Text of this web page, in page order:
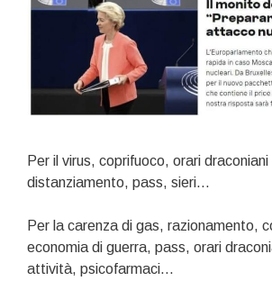
Per il virus, coprifuoco, orari
distanziamento, pass, sieri…
Per la carenza di gas, razionamento,
economia di guerra, pass, orari
attività, psicofarmaci…